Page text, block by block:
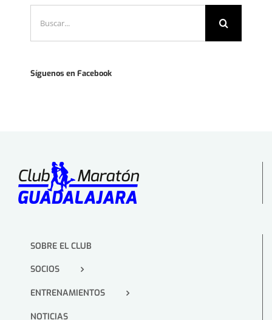
Síguenos en Facebook
SOBRE EL CLUB
SOCIOS
ENTRENAMIENTOS
NOTICIAS